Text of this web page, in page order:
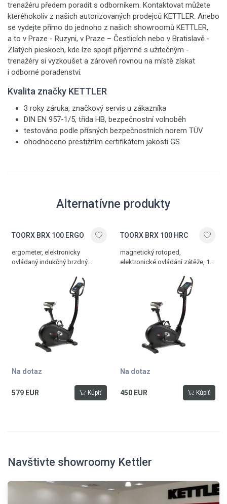
trenažéru předem poradit s odborníkem. Kontaktovat můžete
kteréhokoliv z našich autorizovaných prodejců KETTLER. Anebo
se vydejte přímo do jednoho z našich showroomů KETTLER,
a to v Praze - Ruzyni, v Praze – Čestlicích nebo v Bratislavě -
Zlatých pieskoch, kde lze spojit příjemné s užitečným -
trenažéry si vyzkoušet a zároveň rovnou na místě získat
i odborné poradenství.
Kvalita značky KETTLER
3 roky záruka, značkový servis u zákazníka
DIN EN 957-1/5, třída HB, bezpečnostní volnoběh
testováno podle přísných bezpečnostních norem TÜV
ohodnoceno prestižním certifikátem jakosti GS
Alternatívne produkty
TOORX BRX 100 ERGO
ergometer, elektronicky
ovládaný indukčný brzdný
bohatá programová ponuka,
Bluetooth rozhranie, 3-dielne
kľučky, 14 kg zotrvačník,
nosnosť 150 kg
Na dotaz
579 EUR Kúpiť
TOORX BRX 100 HRC
magnetický rotoped,
elektronické ovládání zátěže, 16
dílné kliky, 12 kg setrvačník,
Na dotaz
450 EUR Kúpiť
Navštivte showroomy Kettler